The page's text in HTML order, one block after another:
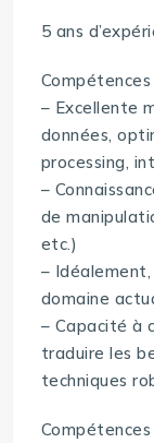
5 ans
– Excellente
données,
processing,
–
de
etc.)
–
domaine
– Capacité à
traduire les
techniques